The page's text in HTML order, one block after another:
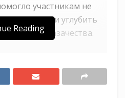
участникам не
навыки, но и углубить
казачества.
ножа казачата смогли
технике броска, что
силы, но и
Reading